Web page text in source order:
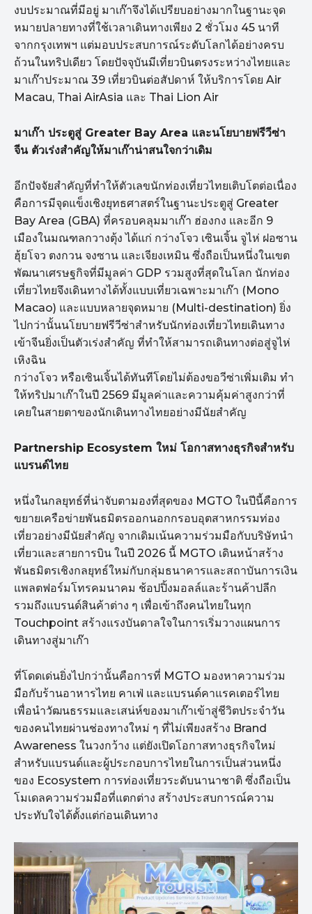
งบประมาณที่มีอยู่ มาเก๊าจึงได้เปรียบอย่างมากในฐานะจุด
หมายปลายทางที่ใช้เวลาเดินทางเพียง 2 ชั่วโมง 45 นาที
จากกรุงเทพฯ แต่มอบประสบการณ์ระดับโลกได้อย่างครบ
ถ้วนในทริปเดียว โดยปัจจุบันมีเที่ยวบินตรงระหว่างไทยและ
มาเก๊าประมาณ 39 เที่ยวบินต่อสัปดาห์ ให้บริการโดย Air
Macau, Thai AirAsia และ Thai Lion Air
มาเก๊า ประตูสู่ Greater Bay Area และนโยบายฟรีวีซ่า
จีน ตัวเร่งสำคัญให้มาเก๊าน่าสนใจกว่าเดิม
อีกปัจจัยสำคัญที่ทำให้ตัวเลขนักท่องเที่ยวไทยเติบโตต่อเนื่อง
คือการมีจุดแข็งเชิงยุทธศาสตร์ในฐานะประตูสู่ Greater
Bay Area (GBA) ที่ครอบคลุมมาเก๊า ฮ่องกง และอีก 9
เมืองในมณฑลกวางตุ้ง ได้แก่ กว่างโจว เซินเจิ้น จูไห่ ฝอซาน
ฮุ้ยโจว ตงกวน จงซาน และเจียงเหมิน ซึ่งถือเป็นหนึ่งในเขต
พัฒนาเศรษฐกิจที่มีมูลค่า GDP รวมสูงที่สุดในโลก นักท่อง
เที่ยวไทยจึงเดินทางได้ทั้งแบบเที่ยวเฉพาะมาเก๊า (Mono
Macao) และแบบหลายจุดหมาย (Multi-destination) ยิ่ง
ไปกว่านั้นนโยบายฟรีวีซ่าสำหรับนักท่องเที่ยวไทยเดินทาง
เข้าจีนยิ่งเป็นตัวเร่งสำคัญ ที่ทำให้สามารถเดินทางต่อสู่จูไห่
เหิงฉิน
กว่างโจว หรือเซินเจิ้นได้ทันทีโดยไม่ต้องขอวีซ่าเพิ่มเติม ทำ
ให้ทริปมาเก๊าในปี 2569 มีมูลค่าและความคุ้มค่าสูงกว่าที่
เคยในสายตาของนักเดินทางไทยอย่างมีนัยสำคัญ
Partnership Ecosystem ใหม่ โอกาสทางธุรกิจสำหรับ
แบรนด์ไทย
หนึ่งในกลยุทธ์ที่น่าจับตามองที่สุดของ MGTO ในปีนี้คือการ
ขยายเครือข่ายพันธมิตรออกนอกกรอบอุตสาหกรรมท่อง
เที่ยวอย่างมีนัยสำคัญ จากเดิมเน้นความร่วมมือกับบริษัทนำ
เที่ยวและสายการบิน ในปี 2026 นี้ MGTO เดินหน้าสร้าง
พันธมิตรเชิงกลยุทธ์ใหม่กับกลุ่มธนาคารและสถาบันการเงิน
แพลตฟอร์มโทรคมนาคม ช้อปปิ้งมอลล์และร้านค้าปลีก
รวมถึงแบรนด์สินค้าต่าง ๆ เพื่อเข้าถึงคนไทยในทุก
Touchpoint สร้างแรงบันดาลใจในการเริ่มวางแผนการ
เดินทางสู่มาเก๊า
ที่โดดเด่นยิ่งไปกว่านั้นคือการที่ MGTO มองหาความร่วม
มือกับร้านอาหารไทย คาเฟ่ และแบรนด์คาแรคเตอร์ไทย
เพื่อนำวัฒนธรรมและเสน่ห์ของมาเก๊าเข้าสู่ชีวิตประจำวัน
ของคนไทยผ่านช่องทางใหม่ ๆ ที่ไม่เพียงสร้าง Brand
Awareness ในวงกว้าง แต่ยังเปิดโอกาสทางธุรกิจใหม่
สำหรับแบรนด์และผู้ประกอบการไทยในการเป็นส่วนหนึ่ง
ของ Ecosystem การท่องเที่ยวระดับนานาชาติ ซึ่งถือเป็น
โมเดลความร่วมมือที่แตกต่าง สร้างประสบการณ์ความ
ประทับใจได้ตั้งแต่ก่อนเดินทาง